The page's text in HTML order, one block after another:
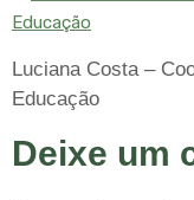
Luciana Costa –
Educação
Deixe um